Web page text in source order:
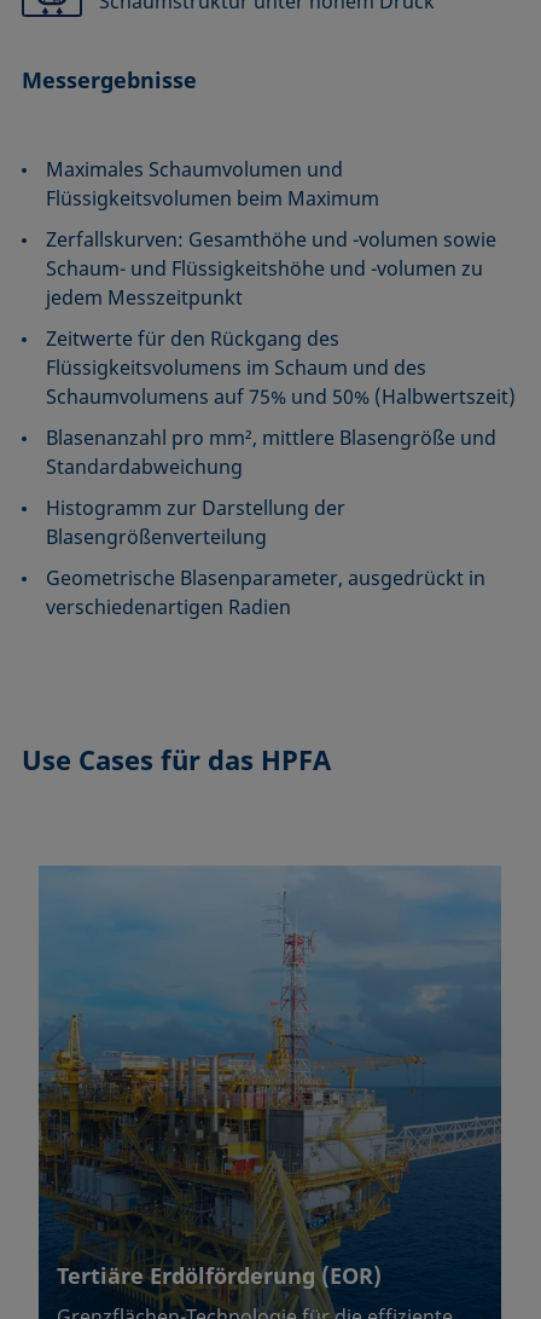
Messergebnisse
Maximales Schaumvolumen und
Flüssigkeitsvolumen beim Maximum
Zerfallskurven: Gesamthöhe und -volumen sowie
Schaum- und Flüssigkeitshöhe und -volumen zu
jedem Messzeitpunkt
Zeitwerte für den Rückgang des
Flüssigkeitsvolumens im Schaum und des
Schaumvolumens auf 75% und 50% (Halbwertszeit)
Blasenanzahl pro mm², mittlere Blasengröße und
Standardabweichung
Histogramm zur Darstellung der
Blasengrößenverteilung
Geometrische Blasenparameter, ausgedrückt in
verschiedenartigen Radien
Use Cases für das HPFA
Tertiäre Erdölförderung (EOR)